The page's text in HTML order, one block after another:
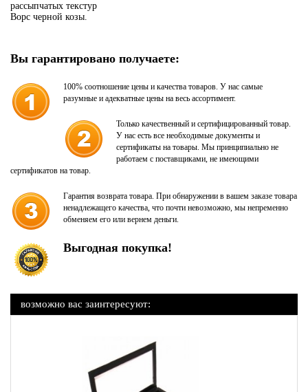
рассыпчатых текстур
Ворс черной козы.
Вы гарантировано получаете:
100% соотношение цены и качества товаров. У нас самые
разумные и адекватные цены на весь ассортимент.
Только качественный и сертифицированный товар.
У нас есть все необходимые документы и
сертификаты на товары. Мы принципиально не
работаем с поставщиками, не имеющими
сертификатов на товар.
Гарантия возврата товара. При обнаружении в вашем заказе товара
ненадлежащего качества, что почти невозможно, мы непременно
обменяем его или вернем деньги.
Выгодная покупка!
возможно вас заинтересуют: